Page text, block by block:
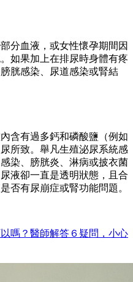
分血液，或女性懷孕期間因
如果加上在排尿時身體有疼
胱感染、尿道感染或腎結
含有過多鈣和磷酸鹽（例如
所致。舉凡生殖泌尿系統感
染、膀胱炎、淋病或披衣菌
液卻一直是透明狀態，且合
否有尿崩症或腎功能問題。
嗎？醫師解答６疑問，小心